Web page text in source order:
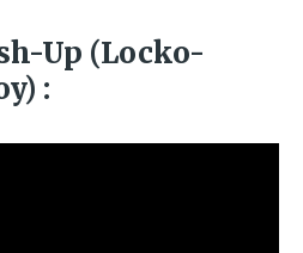
Up (Locko-
: